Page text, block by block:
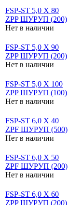
FSP-ST 5,0 X 80
ZPP ШУРУП (200)
Нет в наличии
FSP-ST 5,0 X 90
ZPP ШУРУП (200)
Нет в наличии
FSP-ST 5,0 X 100
ZPP ШУРУП (100)
Нет в наличии
FSP-ST 6,0 X 40
ZPF ШУРУП (500)
Нет в наличии
FSP-ST 6,0 X 50
ZPF ШУРУП (200)
Нет в наличии
FSP-ST 6,0 X 60
ZPP ШУРУП (200)